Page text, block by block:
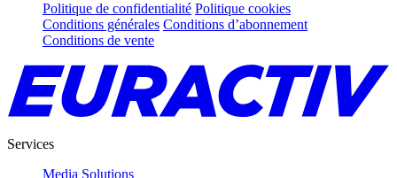
Politique de confidentialité Politique cookies
Conditions générales Conditions d’abonnement
Conditions de vente
Services
Media Solutions